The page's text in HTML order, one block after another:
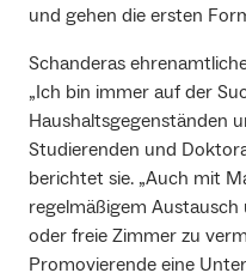
und gehen die ersten
Schanderas
„Ich bin immer auf der
Haushaltsgegenständen
Studierenden und
berichtet sie. „Auch mit
regelmäßigem
oder freie Zimmer zu
Promovierende eine